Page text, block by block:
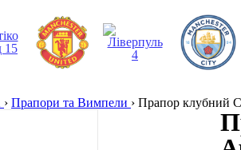
› Прапори та Вимпели › Прапор клубний